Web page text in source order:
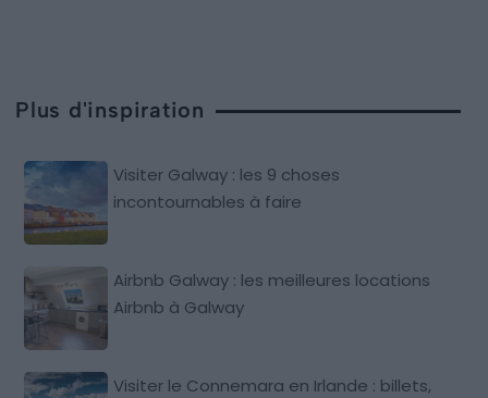
Plus d'inspiration
Visiter Galway : les 9 choses
incontournables à faire
Airbnb Galway : les meilleures locations
Airbnb à Galway
Visiter le Connemara en Irlande : billets,